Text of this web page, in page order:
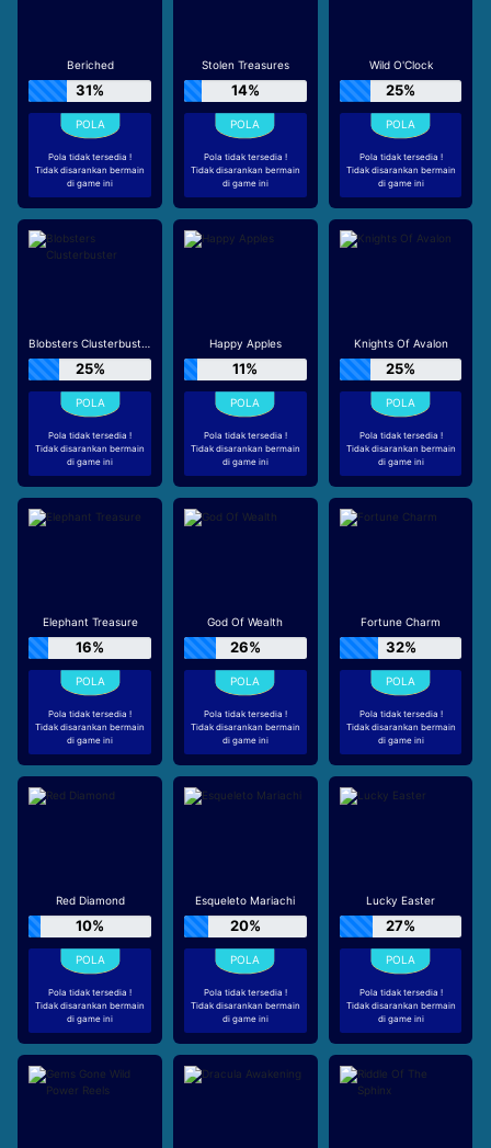
Beriched
31%
Pola tidak tersedia !
Tidak disarankan bermain
di game ini
Stolen Treasures
14%
Pola tidak tersedia !
Tidak disarankan bermain
di game ini
Wild O'Clock
25%
Pola tidak tersedia !
Tidak disarankan bermain
di game ini
Blobsters Clusterbuster
25%
Pola tidak tersedia !
Tidak disarankan bermain
di game ini
Happy Apples
11%
Pola tidak tersedia !
Tidak disarankan bermain
di game ini
Knights Of Avalon
25%
Pola tidak tersedia !
Tidak disarankan bermain
di game ini
Elephant Treasure
16%
Pola tidak tersedia !
Tidak disarankan bermain
di game ini
God Of Wealth
26%
Pola tidak tersedia !
Tidak disarankan bermain
di game ini
Fortune Charm
32%
Pola tidak tersedia !
Tidak disarankan bermain
di game ini
Red Diamond
10%
Pola tidak tersedia !
Tidak disarankan bermain
di game ini
Esqueleto Mariachi
20%
Pola tidak tersedia !
Tidak disarankan bermain
di game ini
Lucky Easter
27%
Pola tidak tersedia !
Tidak disarankan bermain
di game ini